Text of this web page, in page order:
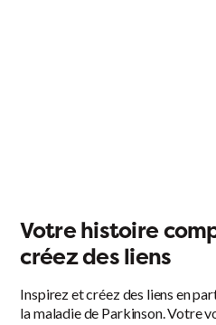
Votre histoire
créez des liens
Inspirez et créez des liens en
la maladie de Parkinson. Votre